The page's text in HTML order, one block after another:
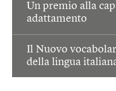
Un premio alla
adattamento
Il Nuovo
della lingua